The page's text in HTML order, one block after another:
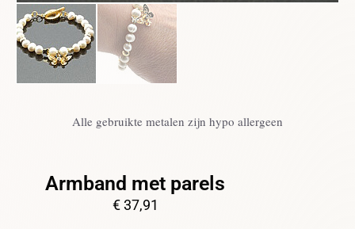
Alle gebruikte metalen zijn hypo allergeen
Armband met parels
€37,91